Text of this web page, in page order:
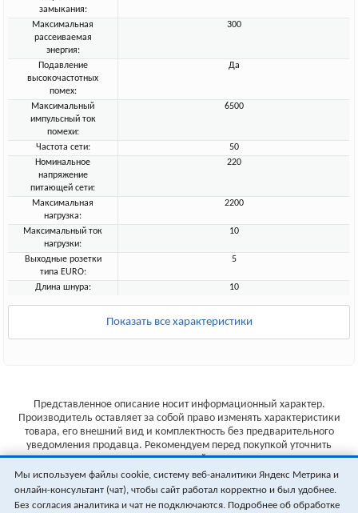
замыкания:
Максимальная
рассеиваемая
энергия:
300
Подавление
высокочастотных
помех:
Да
Максимальный
импульсный ток
помехи:
6500
Частота сети:
50
Номинальное
напряжение
питающей сети:
220
Максимальная
нагрузка:
2200
Максимальный ток
нагрузки:
10
Выходные розетки
типа EURO:
5
Длина шнура: 10
Показать все характеристики
Представленное описание носит информационный характер.
Производитель оставляет за собой право изменять характеристики
товара, его внешний вид и комплектность без предварительного
уведомления продавца. Рекомендуем перед покупкой уточнить
характеристики товара на сайте производителя.
Указанные цены не являются публичной офертой (ст.435 ГК РФ).
Стоимость и наличие товара уточняйте у менеджера.
Мы используем файлы cookie, систему веб-аналитики Яндекс Метрика и
онлайн-консультант (чат), чтобы сайт работал корректно и был удобнее.
Без согласия аналитика и чат не подключаются. Подробнее об обработке